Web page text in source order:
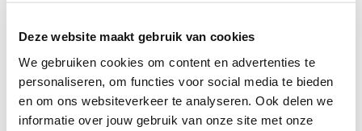
Deze website maakt gebruik van cookies
We gebruiken cookies om content en advertenties te
personaliseren, om functies voor social media te bieden
en om ons websiteverkeer te analyseren. Ook delen we
informatie over jouw gebruik van onze site met onze
Persoonlijk KIK-account
380 gram